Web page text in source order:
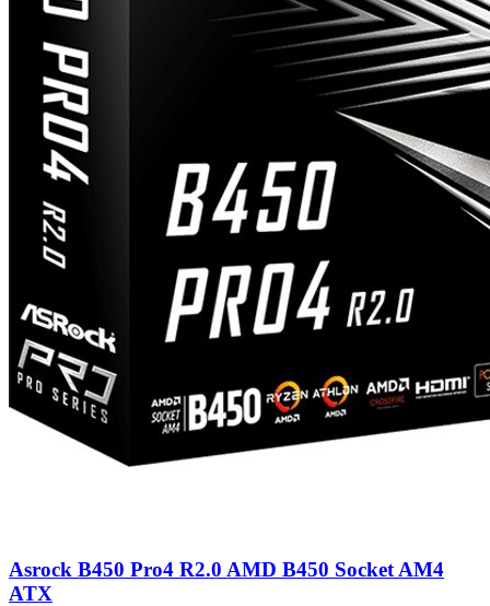
Asrock B450 Pro4 R2.0 AMD B450 Socket AM4
ATX